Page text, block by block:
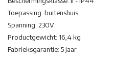
Toepassing: buitenshuis
Spanning: 230V
Productgewicht: 16,4 kg
Fabrieksgarantie: 5 jaar